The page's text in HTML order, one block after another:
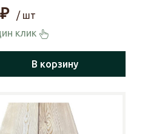
₽
/ шт
клик
В корзину